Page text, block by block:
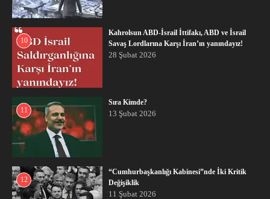
10
Kahrolsun ABD-İsrail İttifakı, ABD ve İsrail
Savaş Lordlarına Karşı İran’ın yanındayız!
28 Şubat 2026
11
Sıra Kimde?
13 Şubat 2026
12
“Cumhurbaşkanlığı Kabinesi”nde İki Kritik
Değişiklik
11 Şubat 2026